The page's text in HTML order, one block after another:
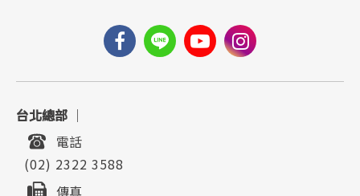
台北總部 ｜
電話
(02) 2322 3588
傳真